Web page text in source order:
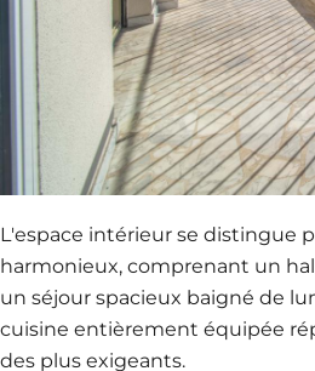
L'espace intérieur se distingue
harmonieux, comprenant un
un séjour spacieux baigné de
cuisine entièrement équipée
des plus exigeants.